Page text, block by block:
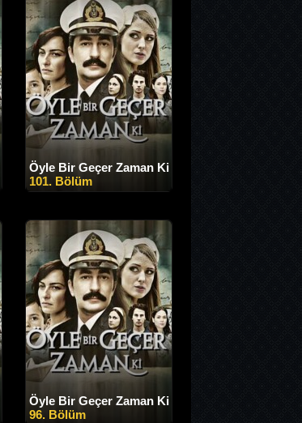
Öyle Bir Geçer Zaman Ki
101. Bölüm
Öyle Bir Geçer Zaman Ki
96. Bölüm